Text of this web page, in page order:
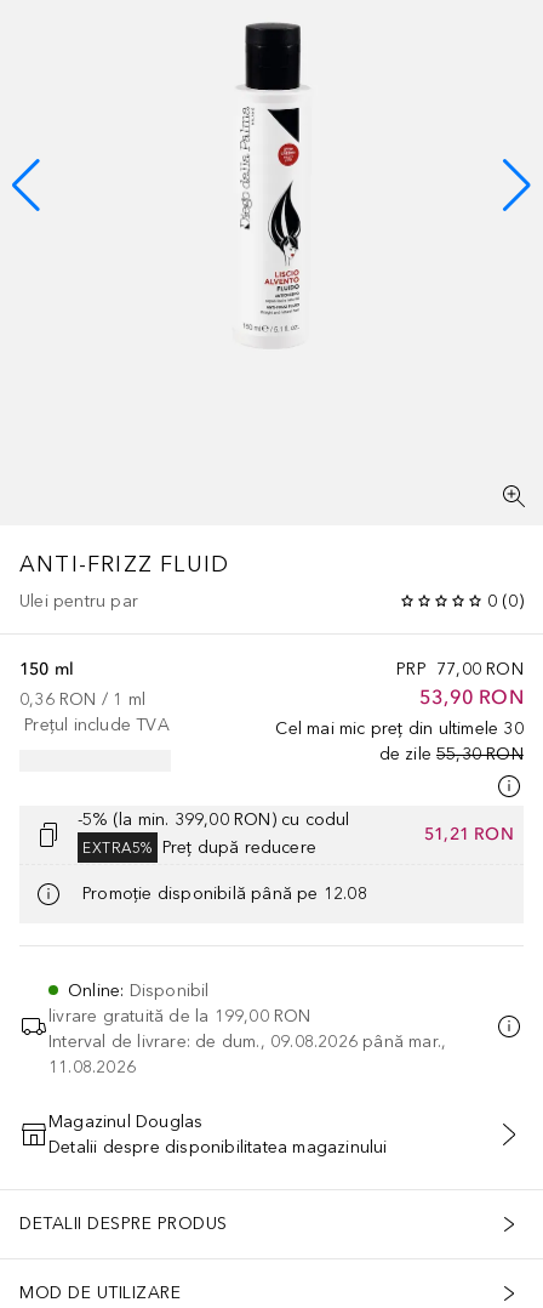
ANTI-FRIZZ FLUID
Ulei pentru par 0 (0)
PRP 77,00 RON
53,90 RON
Cel mai mic preț din ultimele 30
de zile 55,30 RON
150 ml
0,36 RON / 1 ml
Prețul include TVA
-5% (la min. 399,00 RON) cu codul
EXTRA5% Preț după reducere
51,21 RON
Promoție disponibilă până pe 12.08
Online: Disponibil
livrare gratuită de la 199,00 RON
Interval de livrare: de dum., 09.08.2026 până mar.,
11.08.2026
ADĂUGAȚI ÎN COŞ
Magazinul Douglas
Detalii despre disponibilitatea magazinului
DETALII DESPRE PRODUS
MOD DE UTILIZARE